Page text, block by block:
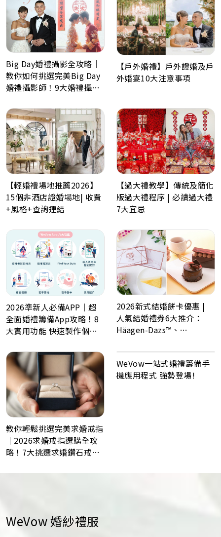
Big Day婚禮攝影全攻略｜
教你如何挑選完美Big Day
婚禮攝影師！9大婚禮攝影
【戶外婚禮】戶外證婚及戶
外婚宴10大注意事項
【輕婚禮場地推薦2026】
15個非酒店證婚場地| 收費
+風格+查詢連結
【過大禮教學】傳統及簡化
版過大禮程序 | 必讀過大禮
7大宜忌
2026準新人必備APP｜超
全面婚禮籌備App攻略！8
大實用功能 快速製作個人
數日程表、預算表、婚禮商
戶一鍵查詢
2026新式結婚餅卡優惠 |
人氣結婚禮券6大推介：
Häagen-Dazs™、
Lafayet、Lucullus 龍島
教你輕鬆挑選完美求婚戒指
｜2026求婚戒指選購全攻
略！7大挑選求婚鑽石戒指
WeVow一站式婚禮籌備手
機應用程式 強勢登場!
WeVow 婚紗禮服